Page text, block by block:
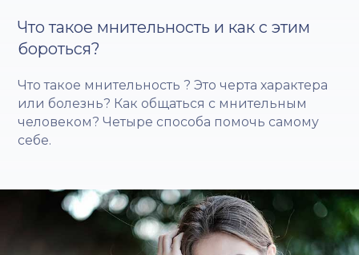
Что такое мнительность и как с этим
бороться?
Что такое мнительность ? Это черта характера
или болезнь? Как общаться с мнительным
человеком? Четыре способа помочь самому
себе.